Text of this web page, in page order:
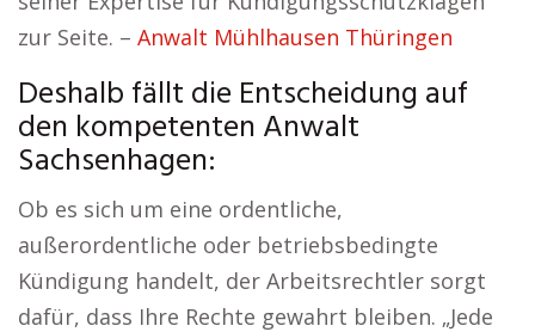
zur Seite. – Anwalt Mühlhausen Thüringen
Deshalb fällt die Entscheidung auf
den kompetenten Anwalt
Sachsenhagen:
Ob es sich um eine ordentliche,
außerordentliche oder betriebsbedingte
Kündigung handelt, der Arbeitsrechtler sorgt
dafür, dass Ihre Rechte gewahrt bleiben. „Jede